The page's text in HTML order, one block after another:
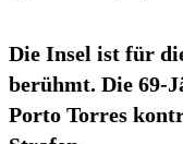
Die Insel ist für
berühmt. Die 69-
Porto Torres